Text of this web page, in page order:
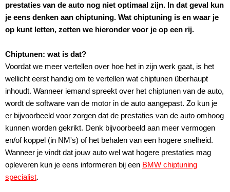
prestaties van de auto nog niet optimaal zijn. In dat geval kun
je eens denken aan chiptuning. Wat chiptuning is en waar je
op kunt letten, zetten we hieronder voor je op een rij.
Chiptunen: wat is dat?
Voordat we meer vertellen over hoe het in zijn werk gaat, is het
wellicht eerst handig om te vertellen wat chiptunen überhaupt
inhoudt. Wanneer iemand spreekt over het chiptunen van de auto,
wordt de software van de motor in de auto aangepast. Zo kun je
er bijvoorbeeld voor zorgen dat de prestaties van de auto omhoog
kunnen worden gekrikt. Denk bijvoorbeeld aan meer vermogen
en/of koppel (in NM's) of het behalen van een hogere snelheid.
Wanneer je vindt dat jouw auto wel wat hogere prestaties mag
opleveren kun je eens informeren bij een BMW chiptuning
specialist.